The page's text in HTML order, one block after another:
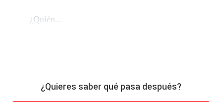
— ¿Quién...
¿Quieres saber qué pasa después?